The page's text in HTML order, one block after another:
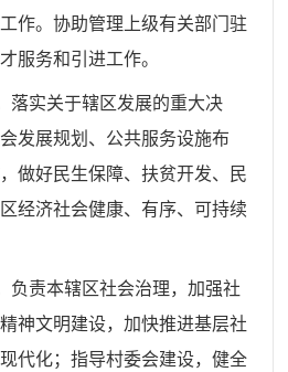
作。协助管理上级有关部门驻
服务和引进工作。
落实关于辖区发展的重大决
发展规划、公共服务设施布
做好民生保障、扶贫开发、民
经济社会健康、有序、可持续
负责本辖区社会治理，加强社
神文明建设，加快推进基层社
代化；指导村委会建设，健全